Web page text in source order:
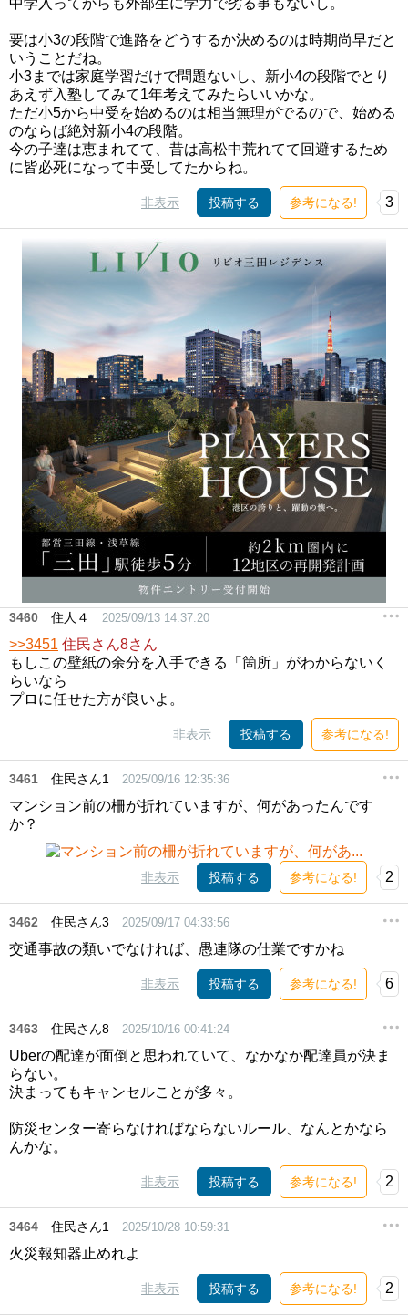
中学入ってからも外部生に学力で劣る事もないし。
要は小3の段階で進路をどうするか決めるのは時期尚早だと
いうことだね。
小3までは家庭学習だけで問題ないし、新小4の段階でとり
あえず入塾してみて1年考えてみたらいいかな。
ただ小5から中受を始めるのは相当無理がでるので、始める
のならば絶対新小4の段階。
今の子達は恵まれてて、昔は高松中荒れてて回避するため
に皆必死になって中受してたからね。
非表示 投稿する 参考になる! 3
3460 住人４ 2025/09/13 14:37:20
>>3451 住民さん8さん
もしこの壁紙の余分を入手できる「箇所」がわからないく
らいなら
プロに任せた方が良いよ。
非表示 投稿する 参考になる!
3461 住民さん1 2025/09/16 12:35:36
マンション前の柵が折れていますが、何があったんです
か？
非表示 投稿する 参考になる! 2
3462 住民さん3 2025/09/17 04:33:56
交通事故の類いでなければ、愚連隊の仕業ですかね
非表示 投稿する 参考になる! 6
3463 住民さん8 2025/10/16 00:41:24
Uberの配達が面倒と思われていて、なかなか配達員が決ま
らない。
決まってもキャンセルことが多々。
防災センター寄らなければならないルール、なんとかなら
んかな。
非表示 投稿する 参考になる! 2
3464 住民さん1 2025/10/28 10:59:31
火災報知器止めれよ
非表示 投稿する 参考になる! 2